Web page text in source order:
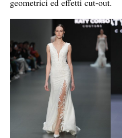
geometrici ed effetti cut-out.